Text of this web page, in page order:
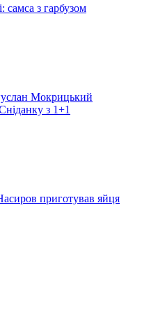
самса з гарбузом
Мокрицький
з 1+1
приготував яйця